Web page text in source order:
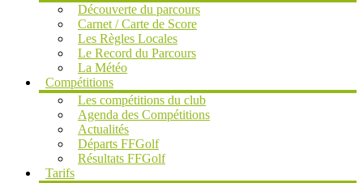
Découverte du parcours
Carnet / Carte de Score
Les Règles Locales
Le Record du Parcours
La Météo
Compétitions
Les compétitions du club
Agenda des Compétitions
Actualités
Départs FFGolf
Résultats FFGolf
Tarifs